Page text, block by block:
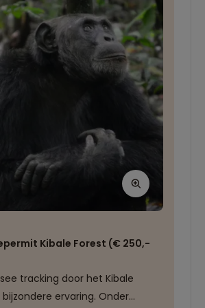
op de overnachtingplaats.
Kibale Forest (€ 250,-
tracking door het Kibale
bijzondere ervaring. Onder